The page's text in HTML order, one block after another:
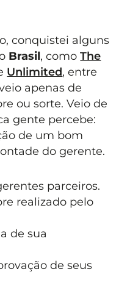
conquistei alguns
Brasil, comoThe
Unlimited, entre
apenas de
ou sorte. Veio de
gente percebe:
de um bom
do gerente.
parceiros.
realizado pelo
de sua
de seus